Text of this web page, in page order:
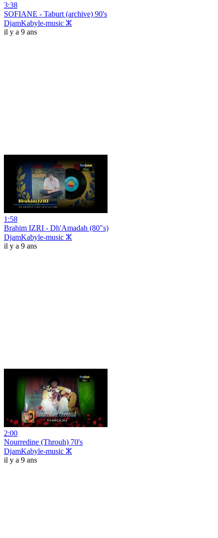
3:38
SOFIANE - Taburt (archive) 90's
DjamKabyle-music ⵣ
il y a 9 ans
1:58
Brahim IZRI - Dh'Amadah (80"s)
DjamKabyle-music ⵣ
il y a 9 ans
2:00
Nourredine (Throuh) 70's
DjamKabyle-music ⵣ
il y a 9 ans